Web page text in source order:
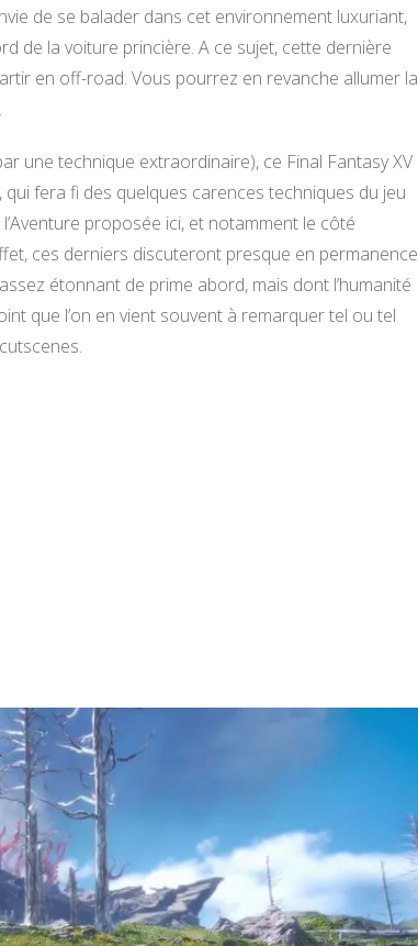
de se balader dans cet environnement luxuriant,
de la voiture princière. A ce sujet, cette dernière
en off-road. Vous pourrez en revanche allumer la
une technique extraordinaire), ce Final Fantasy XV
fera fi des quelques carences techniques du jeu
proposée ici, et notamment le côté
ces derniers discuteront presque en permanence
étonnant de prime abord, mais dont l’humanité
que l’on en vient souvent à remarquer tel ou tel